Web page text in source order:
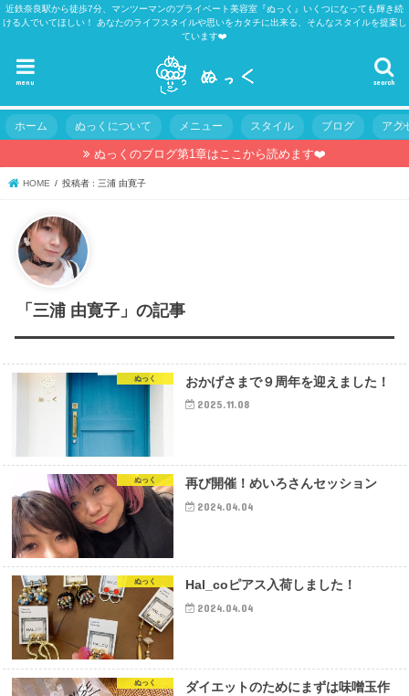
近鉄奈良駅から徒歩7分、マンツーマンのプライベート美容室『ぬっく』いくつになっても輝き続
ける人でいてほしい！ あなたのライフスタイルや思いをカタチに出来る、そんなスタイルを提案し
ています❤️
search
menu
ホーム ぬっくについて メニュー スタイル ブログ アク
ぬっくのブログ第1章はここから読めます❤️
HOME 投稿者 : 三浦 由寛子
「三浦 由寛子」の記事
ぬっく おかげさまで９周年を迎えました！
2025.11.08
ぬっく 再び開催！めいろさんセッション
2024.04.04
ぬっく Hal_coピアス入荷しました！
2024.04.04
ぬっく
ダイエットのためにまずは味噌玉作